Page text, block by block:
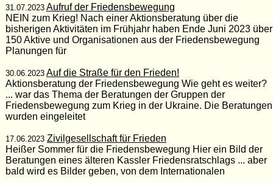
31.07.2023 Aufruf der Friedensbewegung
NEIN zum Krieg! Nach einer Aktionsberatung über die
bisherigen Aktivitäten im Frühjahr haben Ende Juni 2023 über
150 Aktive und Organisationen aus der Friedensbewegung
Planungen für
30.06.2023 Auf die Straße für den Frieden!
Aktionsberatung der Friedensbewegung Wie geht es weiter?
... war das Thema der Beratungen der Gruppen der
Friedensbewegung zum Krieg in der Ukraine. Die Beratungen
wurden eingeleitet
17.06.2023 Zivilgesellschaft für Frieden
Heißer Sommer für die Friedensbewegung Hier ein Bild der
Beratungen eines älteren Kassler Friedensratschlags ... aber
bald wird es Bilder geben, von dem Internationalen